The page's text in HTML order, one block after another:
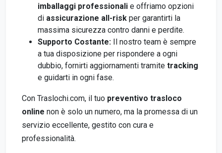
imballaggi professionali e offriamo opzioni
di assicurazione all-risk per garantirti la
massima sicurezza contro danni e perdite.
Supporto Costante: Il nostro team è sempre
a tua disposizione per rispondere a ogni
dubbio, fornirti aggiornamenti tramite tracking
e guidarti in ogni fase.
Con Traslochi.com, il tuo preventivo trasloco
online non è solo un numero, ma la promessa di un
servizio eccellente, gestito con cura e
professionalità.